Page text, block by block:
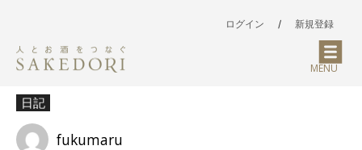
ログイン / 新規登録
MENU
日記
fukumaru